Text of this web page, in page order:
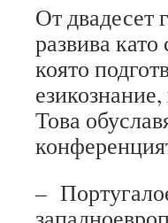
От двадесет
развива
която
Това
–